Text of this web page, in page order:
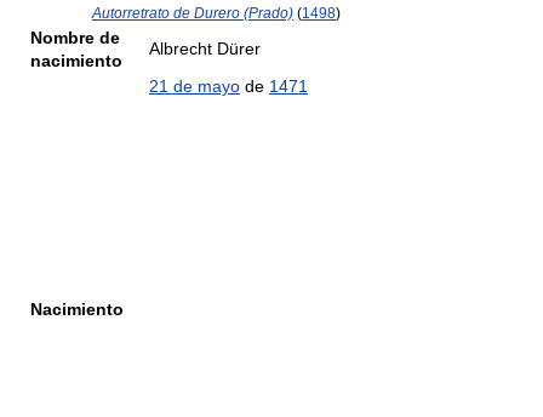
Autorretrato de Durero (Prado) (1498)
Nombre de
nacimiento
Albrecht Dürer
Nacimiento
21 de mayo de 1471